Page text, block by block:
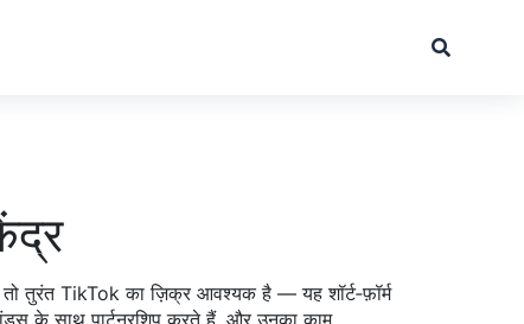
तुरंतTikTok का ज़िक्र आवश्यक है — यह शॉर्ट‑फ़ॉर्म
के साथ पार्टनरशिप करते हैं, और उनका काम